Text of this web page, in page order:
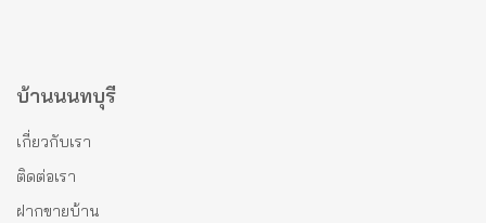
บ้านนนทบุรี
เกี่ยวกับเรา
ติดต่อเรา
ฝากขายบ้าน